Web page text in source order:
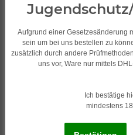
Aufgrund einer Gesetzesänderung
sein um bei uns bestellen zu
zusätzlich durch andere
uns vor, Ware nur mittels
Ich bestätige
mindestens